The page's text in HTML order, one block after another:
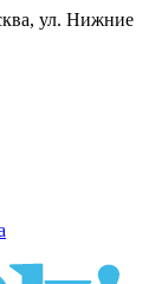
ул. Нижние